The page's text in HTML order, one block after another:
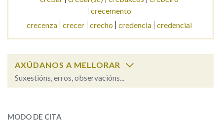
OUTRAS OPCIÓNS DE BUSCA
Marcas gramaticais
Pertence a
crecemento
crecenza crecer crecho credencia credencial
AXÚDANOS A MELLORAR
Suxestións, erros, observacións...
ESCOLLE UNHA OPCIÓN:
MODO DE CITA